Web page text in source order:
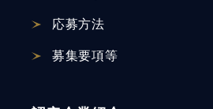
応募方法
募集要項等